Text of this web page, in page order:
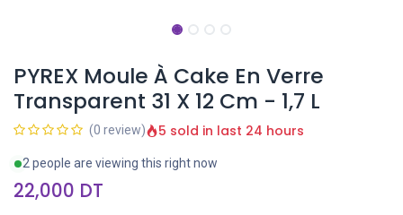
PYREX Moule À Cake En Verre
Transparent 31 X 12 Cm - 1,7 L
(0 review) 5 sold in last 24 hours
2 people are viewing this right now
22,000 DT